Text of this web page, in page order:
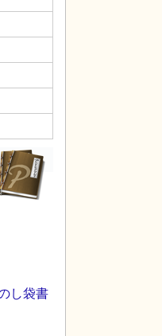
し袋書